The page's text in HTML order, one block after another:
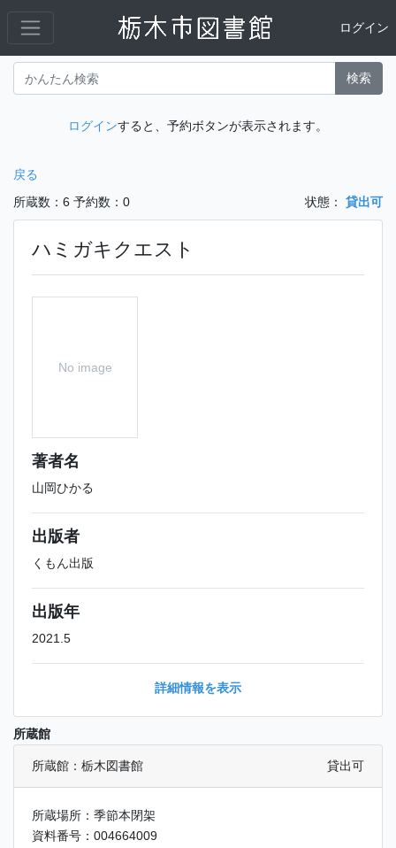
ログイン
検索
ログインすると、予約ボタンが表示されます。
戻る
所蔵数：6 予約数：0 状態： 貸出可
ハミガキクエスト
No image
著者名
山岡ひかる
出版者
くもん出版
出版年
2021.5
詳細情報を表示
所蔵館
所蔵館：栃木図書館 貸出可
所蔵場所：季節本閉架
資料番号：004664009